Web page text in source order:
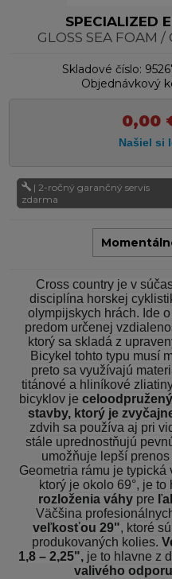
SPECIALIZED
GLOSS SEA FOAM
Skladové číslo:
Objednávkový
0,00
| 2-ročný garančný servis
zdarma
Cross country je v
disciplína horskej
olympijskych hrách. Ide
predom určenej
ktorý sa skladá z
Bicykel tohto typu musí
preto sa využívajú
titánové a hliníkové
bicyklov je
stavby, ktorý je
zdvih sa používa aj pri
stále uprednostňujú
umožňuje lepší
Geometria rámu je
ktorý je okolo 69°, je
rozloženia váhy pre
Väčšina
veľkosťou 29", ktoré
produkovaných kolies.
1,8 – 2,25", je to hlavne z
valivého odporu